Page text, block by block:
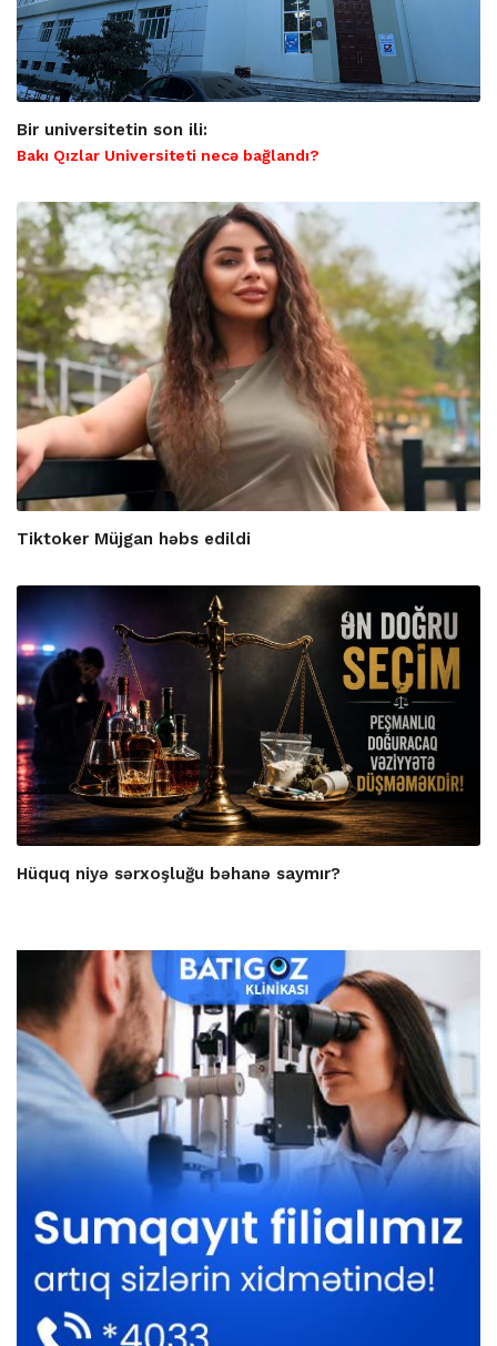
Bir universitetin son ili:
Bakı Qızlar Universiteti necə bağlandı?
Tiktoker Müjgan həbs edildi
Hüquq niyə sərxoşluğu bəhanə saymır?